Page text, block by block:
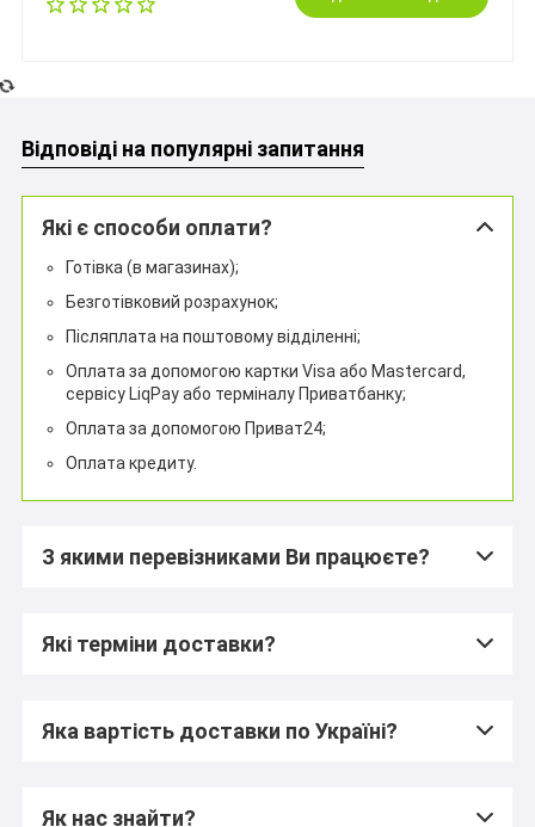
Відповіді на популярні запитання
Які є способи оплати?
Готівка (в магазинах);
Безготівковий розрахунок;
Післяплата на поштовому відділенні;
Оплата за допомогою картки Visa або Mastercard,
сервісу LiqPay або терміналу Приватбанку;
Оплата за допомогою Приват24;
Оплата кредиту.
З якими перевізниками Ви працюєте?
Які терміни доставки?
Яка вартість доставки по Україні?
Як нас знайти?